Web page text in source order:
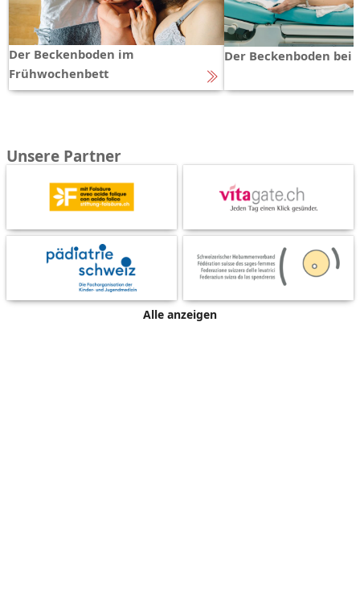
Der Beckenboden im
Frühwochenbett
Der Beckenboden bei
Unsere Partner
Alle anzeigen